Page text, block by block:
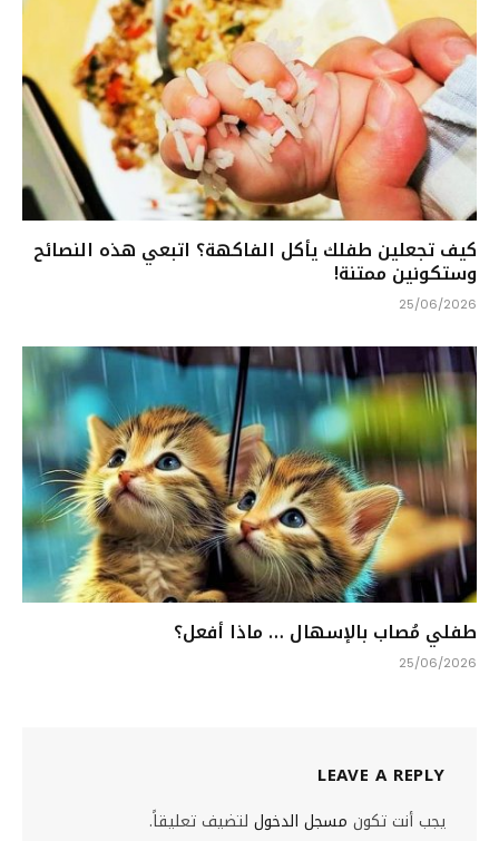
كيف تجعلين طفلك يأكل الفاكهة؟ اتبعي هذه النصائح
وستكونين ممتنة!
25/06/2026
طفلي مُصاب بالإسهال … ماذا أفعل؟
25/06/2026
LEAVE A REPLY
يجب أنت تكون مسجل الدخول لتضيف تعليقاً.